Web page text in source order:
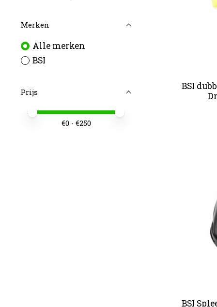
Merken
Alle merken
BSI
Prijs
Minimale prijswaarde
Price maximum value
€0- €250
BSI
BSI